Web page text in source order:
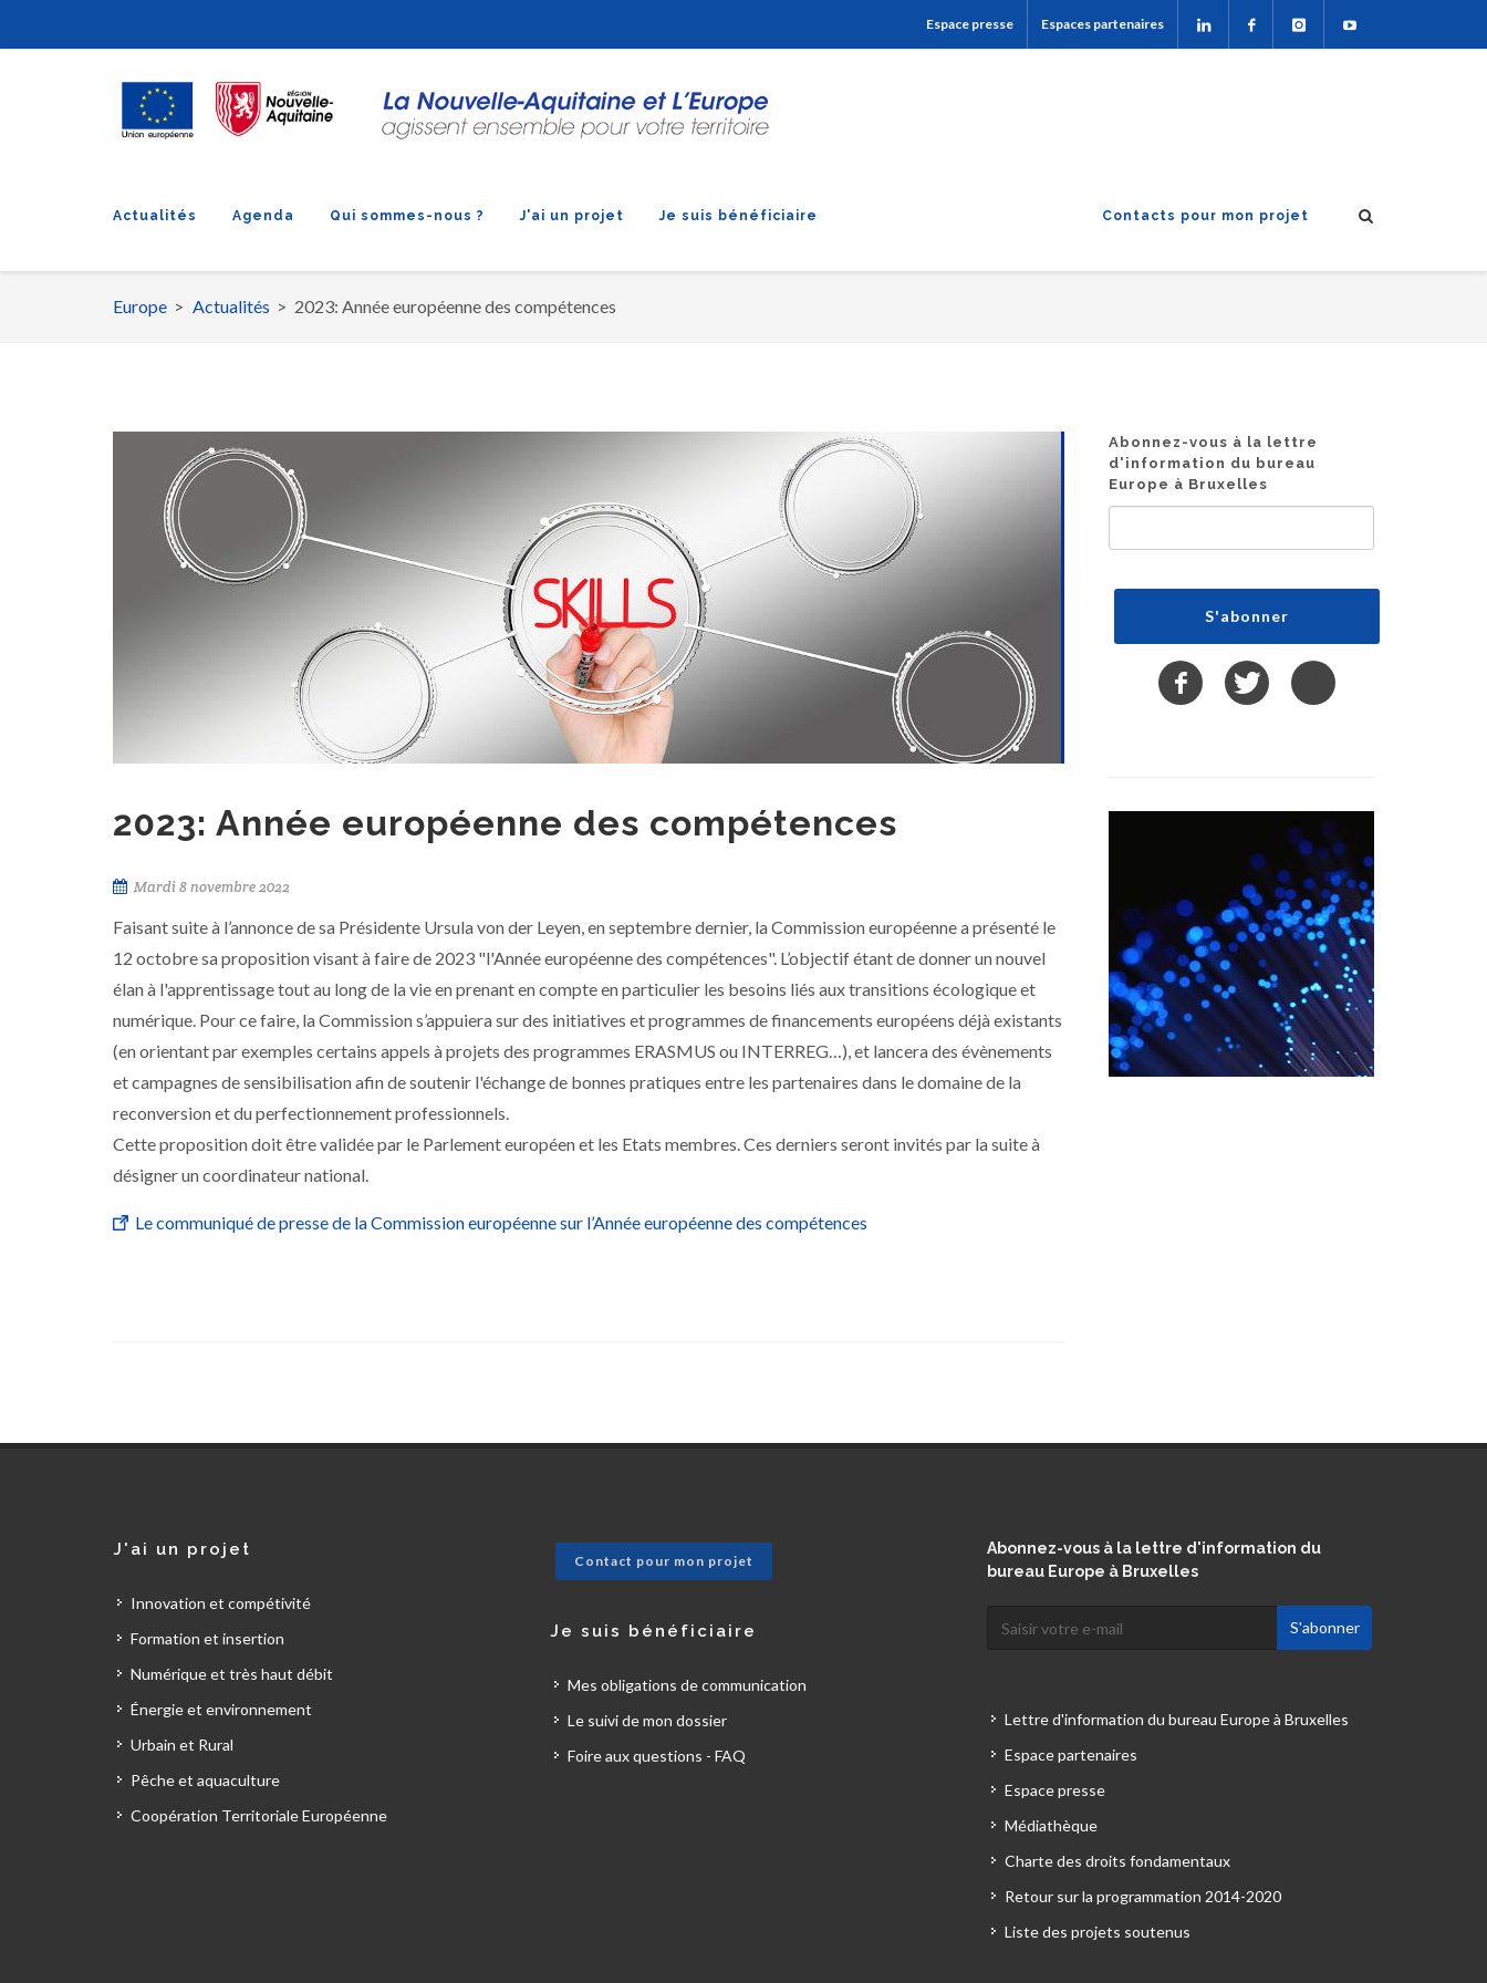
Espace presse Espaces partenaires
Actualités Agenda Qui sommes-nous ? J'ai un projet Je suis bénéficiaire Contacts pour mon projet
Fil
Europe Actualités 2023: Année européenne des compétences
2023: Année européenne des compétences
Mardi 8 novembre 2022
Faisant suite à l’annonce de sa Présidente Ursula von der Leyen, en septembre dernier, la Commission européenne a présenté le
12 octobre sa proposition visant à faire de 2023 "l'Année européenne des compétences". L’objectif étant de donner un nouvel
élan à l'apprentissage tout au long de la vie en prenant en compte en particulier les besoins liés aux transitions écologique et
numérique. Pour ce faire, la Commission s’appuiera sur des initiatives et programmes de financements européens déjà existants
(en orientant par exemples certains appels à projets des programmes ERASMUS ou INTERREG…), et lancera des évènements
et campagnes de sensibilisation afin de soutenir l'échange de bonnes pratiques entre les partenaires dans le domaine de la
reconversion et du perfectionnement professionnels.
Cette proposition doit être validée par le Parlement européen et les Etats membres. Ces derniers seront invités par la suite à
désigner un coordinateur national.
Le communiqué de presse de la Commission européenne sur l’Année européenne des compétences
Abonnez-vous à la lettre
d'information du bureau
Europe à Bruxelles
J'ai un projet
Innovation et compétivité
Formation et insertion
Numérique et très haut débit
Énergie et environnement
Urbain et Rural
Pêche et aquaculture
Coopération Territoriale Européenne
Contact pour mon projet
Je suis bénéficiaire
Mes obligations de communication
Le suivi de mon dossier
Foire aux questions - FAQ
Abonnez-vous à la lettre d'information du
bureau Europe à Bruxelles
Lettre d'information du bureau Europe à Bruxelles
Espace partenaires
Espace presse
Médiathèque
Charte des droits fondamentaux
Retour sur la programmation 2014-2020
Liste des projets soutenus